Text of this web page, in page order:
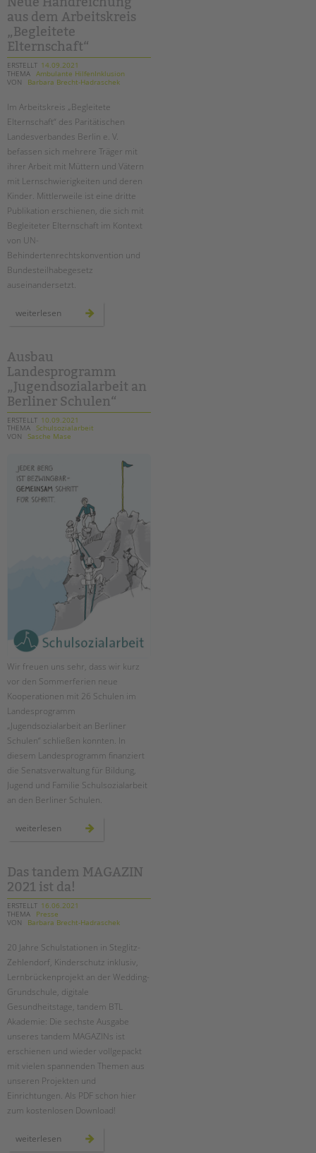
an
der
bäke
aus dem Arbeitskreis
„Begleitete
Elternschaft“
ERSTELLT 14.09.2021
THEMA Ambulante HilfenInklusion
VON
Barbara Brecht-Hadraschek
Im Arbeitskreis „Begleitete
Elternschaft“ des Paritätischen
Landesverbandes Berlin e. V.
befassen sich mehrere Träger mit
ihrer Arbeit mit Müttern und Vätern
mit Lernschwierigkeiten und deren
Kinder. Mittlerweile ist eine dritte
Publikation erschienen, die sich mit
Begleiteter Elternschaft im Kontext
von UN-
Behindertenrechtskonvention und
Bundesteilhabegesetz
auseinandersetzt.
weiterlesen
handreichung
Ausbau
Landesprogramm
„Jugendsozialarbeit an
Berliner Schulen“
ERSTELLT 10.09.2021
THEMA Schulsozialarbeit
VON
Sasche Mase
Wir freuen uns sehr, dass wir kurz
vor den Sommerferien neue
Kooperationen mit 26 Schulen im
Landesprogramm
„Jugendsozialarbeit an Berliner
Schulen“ schließen konnten. In
diesem Landesprogramm finanziert
die Senatsverwaltung für Bildung,
Jugend und Familie Schulsozialarbeit
an den Berliner Schulen.
weiterlesen ausbau
landesprogramm
schulen“
Das tandem MAGAZIN
2021 ist da!
ERSTELLT 16.06.2021
THEMA
Presse
VON
Barbara Brecht-Hadraschek
20 Jahre Schulstationen in Steglitz-
Zehlendorf, Kinderschutz inklusiv,
Lernbrückenprojekt an der Wedding-
Grundschule, digitale
Gesundheitstage, tandem BTL
Akademie: Die sechste Ausgabe
unseres tandem MAGAZINs ist
erschienen und wieder vollgepackt
mit vielen spannenden Themen aus
unseren Projekten und
Einrichtungen. Als PDF schon hier
zum kostenlosen Download!
weiterlesen
tandem